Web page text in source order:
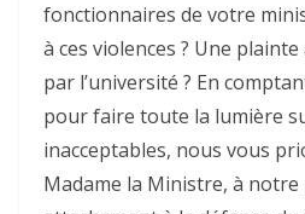
fonctionnaires de votre
à ces violences ? Une
par l’université ? En
pour faire toute la lumière
inacceptables, nous vous
Madame la Ministre, à